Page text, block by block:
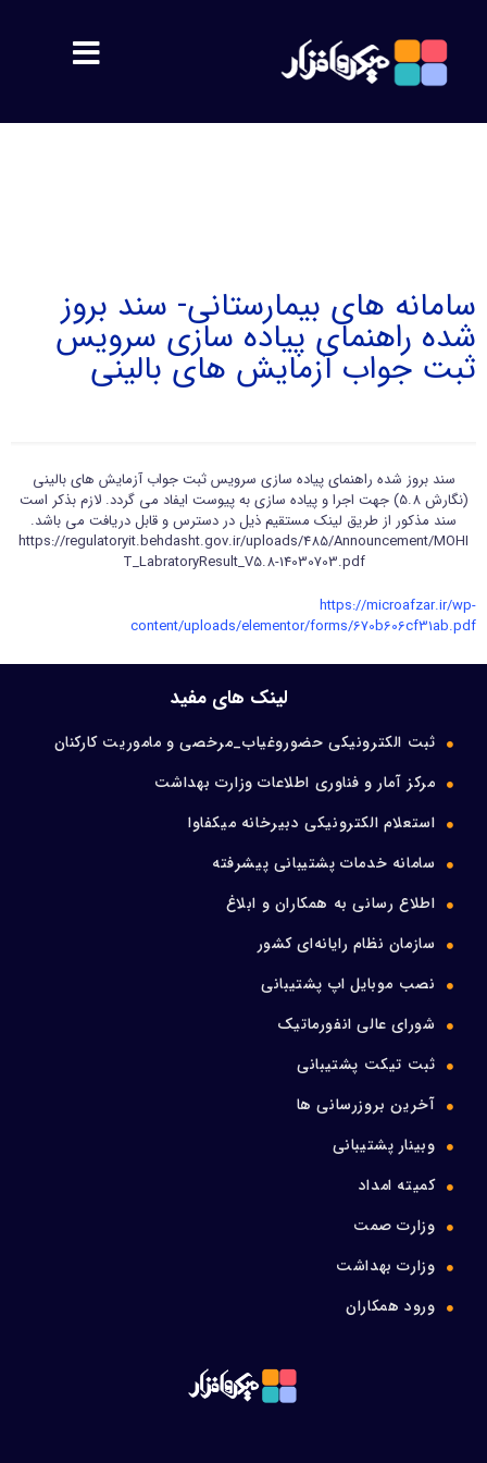
پشتیبانی
محصولات
ورود اعضا
تماس با ما
سامانه های بیمارستانی- سند بروز
شده راهنمای پیاده سازی سرویس
ثبت جواب آزمایش های بالینی
سند بروز شده راهنمای پیاده سازی سرویس ثبت جواب آزمایش های بالینی
(نگارش 5.8) جهت اجرا و پیاده سازی به پیوست ایفاد می گردد. لازم بذکر است
سند مذکور از طریق لینک مستقیم ذیل در دسترس و قابل دریافت می باشد.
https://regulatoryit.behdasht.gov.ir/uploads/485/Announcement/MOHI
T_LabratoryResult_V5.8-14030703.pdf
https://microafzar.ir/wp-
content/uploads/elementor/forms/670b606cf31ab.pdf
لینک های مفید
ثبت الکترونیکی حضوروغیاب_مرخصی و ماموریت کارکنان
مرکز آمار و فناوری اطلاعات وزارت بهداشت
استعلام الکترونیکی دبیرخانه میکفاوا
سامانه خدمات پشتیبانی پیشرفته
اطلاع رسانی به همکاران و ابلاغ
سازمان نظام رایانه‌ای کشور
نصب موبایل اپ پشتیبانی
شورای عالی انفورماتیک
ثبت تیکت پشتیبانی
آخرین بروزرسانی ها
وبینار پشتیبانی
کمیته امداد
وزارت صمت
وزارت بهداشت
ورود همکاران